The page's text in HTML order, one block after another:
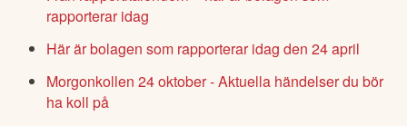
rapporterar idag
Här är bolagen som rapporterar idag den 24 april
Morgonkollen 24 oktober - Aktuella händelser du bör
ha koll på